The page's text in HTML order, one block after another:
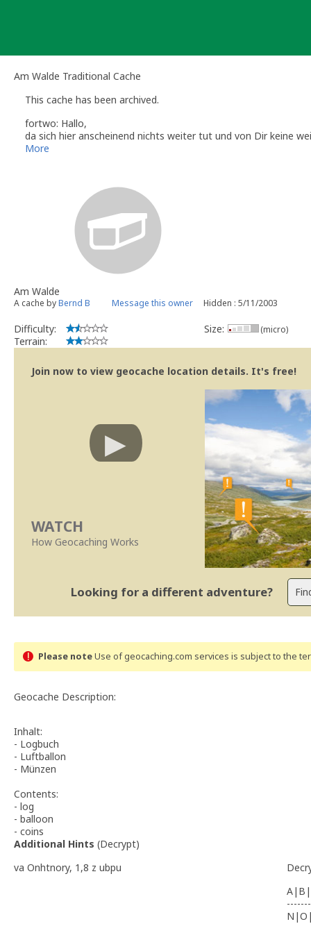
Am Walde Traditional Cache
This cache has been archived.
fortwo: Hallo,
da sich hier anscheinend nichts weiter tut und von Dir keine
Sollten sich neue Umstände ergeben, kontaktiere mich bitte
Danke und Gruß
Volunteer Reviewer for Geocaching.com
http://www.geocaching.com/profile/?u=fortwo
https://www.facebook.com/ReviewerFortwo
More
Am Walde
A cache byBernd B Message this owner Hidden : 5/11/2003
Difficulty:
Terrain:
Size: (micro)
Join now to view geocache location details. It's free!
WATCH
How Geocaching Works
Looking for a different adventure?
Please noteUse of geocaching.com services is subject to the
Geocache Description:
Inhalt:
- Logbuch
- Luftballon
- Münzen
Contents:
- log
- balloon
- coins
Additional Hints (Decrypt)
va Onhtnory, 1,8 z ubpu